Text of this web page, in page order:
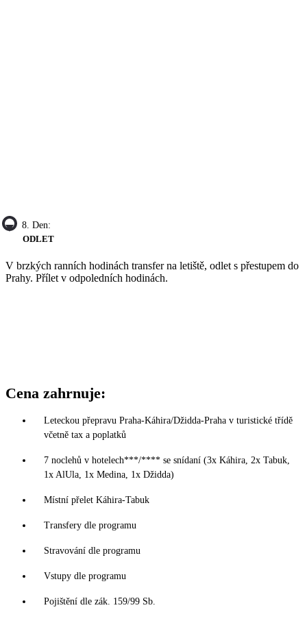
8. Den:
ODLET
V brzkých ranních hodinách transfer na letiště, odlet s přestupem do
Prahy. Přílet v odpoledních hodinách.
Cena zahrnuje:
Leteckou přepravu Praha-Káhira/Džidda-Praha v turistické třídě
včetně tax a poplatků
7 noclehů v hotelech***/**** se snídaní (3x Káhira, 2x Tabuk,
1x AlUla, 1x Medina, 1x Džidda)
Místní přelet Káhira-Tabuk
Transfery dle programu
Stravování dle programu
Vstupy dle programu
Pojištění dle zák. 159/99 Sb.